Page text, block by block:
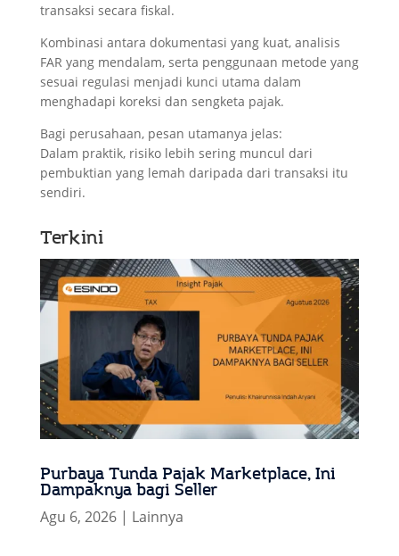
transaksi secara fiskal.
Kombinasi antara dokumentasi yang kuat, analisis
FAR yang mendalam, serta penggunaan metode yang
sesuai regulasi menjadi kunci utama dalam
menghadapi koreksi dan sengketa pajak.
Bagi perusahaan, pesan utamanya jelas:
Dalam praktik, risiko lebih sering muncul dari
pembuktian yang lemah daripada dari transaksi itu
sendiri.
Terkini
Purbaya Tunda Pajak Marketplace, Ini
Dampaknya bagi Seller
Agu 6, 2026| Lainnya